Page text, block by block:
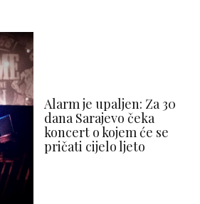
Alarm je upaljen: Za 30
dana Sarajevo čeka
koncert o kojem će se
pričati cijelo ljeto